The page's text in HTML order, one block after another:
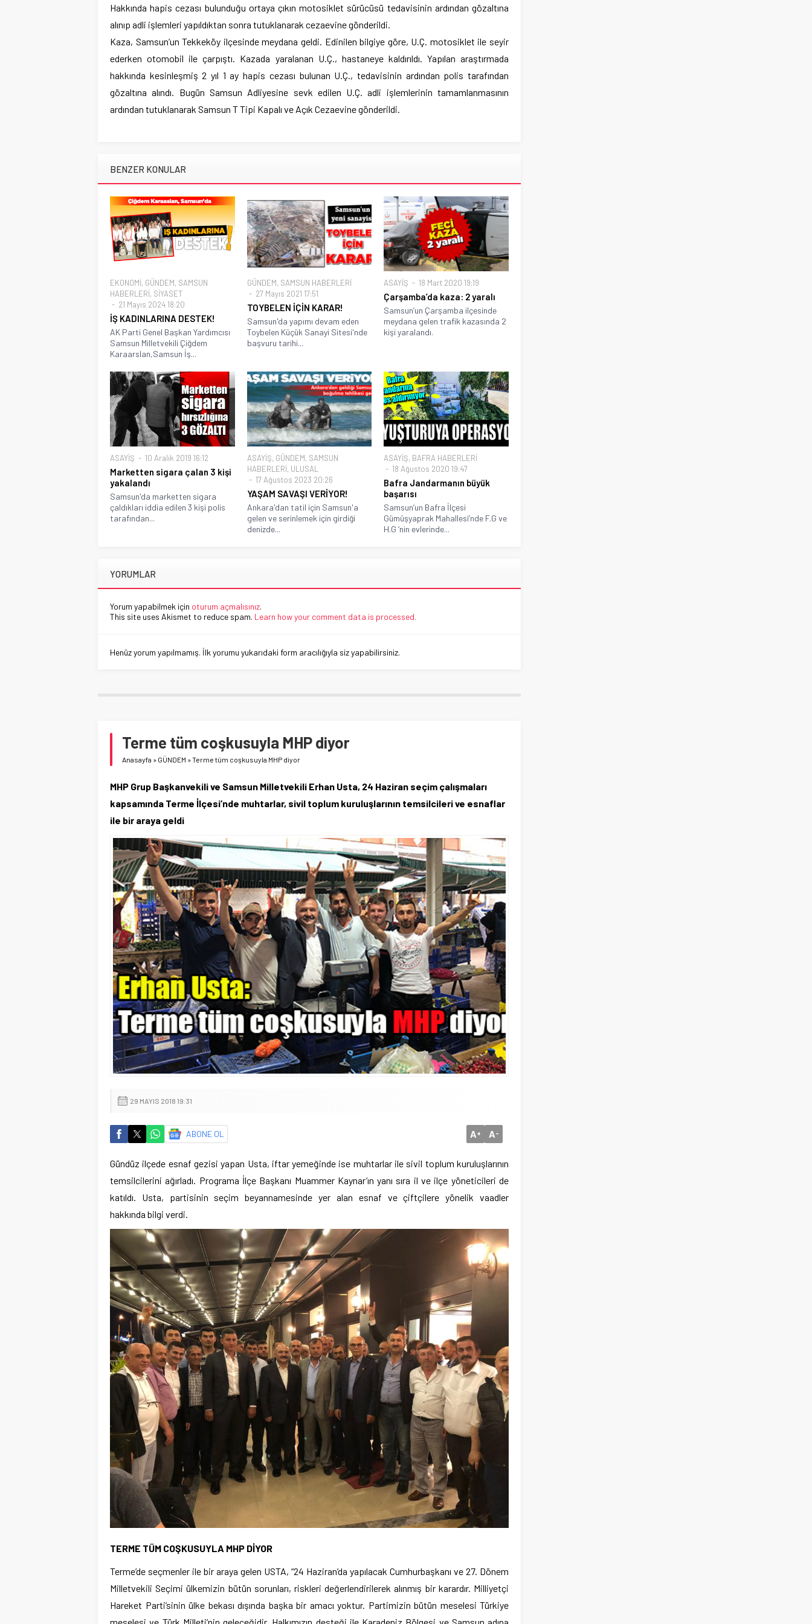
Hakkında hapis cezası bulunduğu ortaya çıkın motosiklet sürücüsü tedavisinin ardından gözaltına
alınıp adli işlemleri yapıldıktan sonra tutuklanarak cezaevine gönderildi.
Kaza, Samsun’un Tekkeköy ilçesinde meydana geldi. Edinilen bilgiye göre, U.Ç. motosiklet ile seyir
ederken otomobil ile çarpıştı. Kazada yaralanan U.Ç., hastaneye kaldırıldı. Yapılan araştırmada
hakkında kesinleşmiş 2 yıl 1 ay hapis cezası bulunan U.Ç., tedavisinin ardından polis tarafından
gözaltına alındı. Bugün Samsun Adliyesine sevk edilen U.Ç. adli işlemlerinin tamamlanmasının
ardından tutuklanarak Samsun T Tipi Kapalı ve Açık Cezaevine gönderildi.
BENZER KONULAR
EKONOMİ, GÜNDEM, SAMSUN
HABERLERİ, SİYASET
21 Mayıs 2024 18:20
İŞ KADINLARINA DESTEK!
AK Parti Genel Başkan Yardımcısı
Samsun Milletvekili Çiğdem
Karaarslan,Samsun İş...
GÜNDEM, SAMSUN HABERLERİ
27 Mayıs 2021 17:51
TOYBELEN İÇİN KARAR!
Samsun'da yapımı devam eden
Toybelen Küçük Sanayi Sitesi'nde
başvuru tarihi...
ASAYİŞ 18 Mart 2020 19:19
Çarşamba’da kaza: 2 yaralı
Samsun’un Çarşamba ilçesinde
meydana gelen trafik kazasında 2
kişi yaralandı.
ASAYİŞ 10 Aralık 2019 16:12
Marketten sigara çalan 3 kişi
yakalandı
Samsun'da marketten sigara
çaldıkları iddia edilen 3 kişi polis
tarafından...
ASAYİŞ, GÜNDEM, SAMSUN
HABERLERİ, ULUSAL
17 Ağustos 2023 20:26
YAŞAM SAVAŞI VERİYOR!
Ankara'dan tatil için Samsun'a
gelen ve serinlemek için girdiği
denizde...
ASAYİŞ, BAFRA HABERLERİ
18 Ağustos 2020 19:47
Bafra Jandarmanın büyük
başarısı
Samsun’un Bafra İlçesi
Gümüşyaprak Mahallesi’nde F.G ve
H.G ‘nin evlerinde...
YORUMLAR
Yorum yapabilmek için oturum açmalısınız.
This site uses Akismet to reduce spam. Learn how your comment data is processed.
Henüz yorum yapılmamış. İlk yorumu yukarıdaki form aracılığıyla siz yapabilirsiniz.
Terme tüm coşkusuyla MHP diyor
Anasayfa » GÜNDEM »Terme tüm coşkusuyla MHP diyor
MHP Grup Başkanvekili ve Samsun Milletvekili Erhan Usta, 24 Haziran seçim çalışmaları
kapsamında Terme İlçesi’nde muhtarlar, sivil toplum kuruluşlarının temsilcileri ve esnaflar
ile bir araya geldi
29 MAYIS 2018 19:31
ABONE OL A+ A-
Gündüz ilçede esnaf gezisi yapan Usta, iftar yemeğinde ise muhtarlar ile sivil toplum kuruluşlarının
temsilcilerini ağırladı. Programa İlçe Başkanı Muammer Kaynar’ın yanı sıra il ve ilçe yöneticileri de
katıldı. Usta, partisinin seçim beyannamesinde yer alan esnaf ve çiftçilere yönelik vaadler
hakkında bilgi verdi.
TERME TÜM COŞKUSUYLA MHP DİYOR
Terme’de seçmenler ile bir araya gelen USTA, “24 Haziran’da yapılacak Cumhurbaşkanı ve 27. Dönem
Milletvekili Seçimi ülkemizin bütün sorunları, riskleri değerlendirilerek alınmış bir karardır. Milliyetçi
Hareket Parti’sinin ülke bekası dışında başka bir amacı yoktur. Partimizin bütün meselesi Türkiye